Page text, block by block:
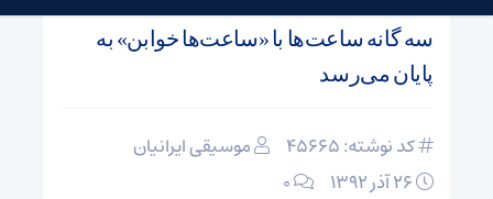
سه گانه ساعت‌ها با «ساعت‌ها خوابن» به
پایان می‌رسد
کد نوشته: 45665
موسیقی ایرانیان
۰